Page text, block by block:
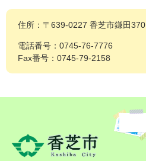
住所：〒639-0227 香芝市鎌田370
電話番号：0745-76-7776
Fax番号：0745-79-2158